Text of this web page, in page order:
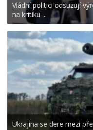
Vládní politici odsuzují
na kritiku ...
Ukrajina se dere mezi